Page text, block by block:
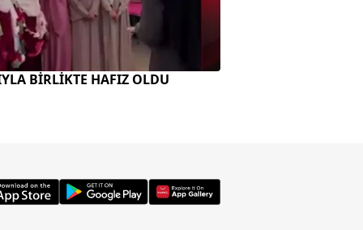
BİRLİKTE HAFIZ OLDU